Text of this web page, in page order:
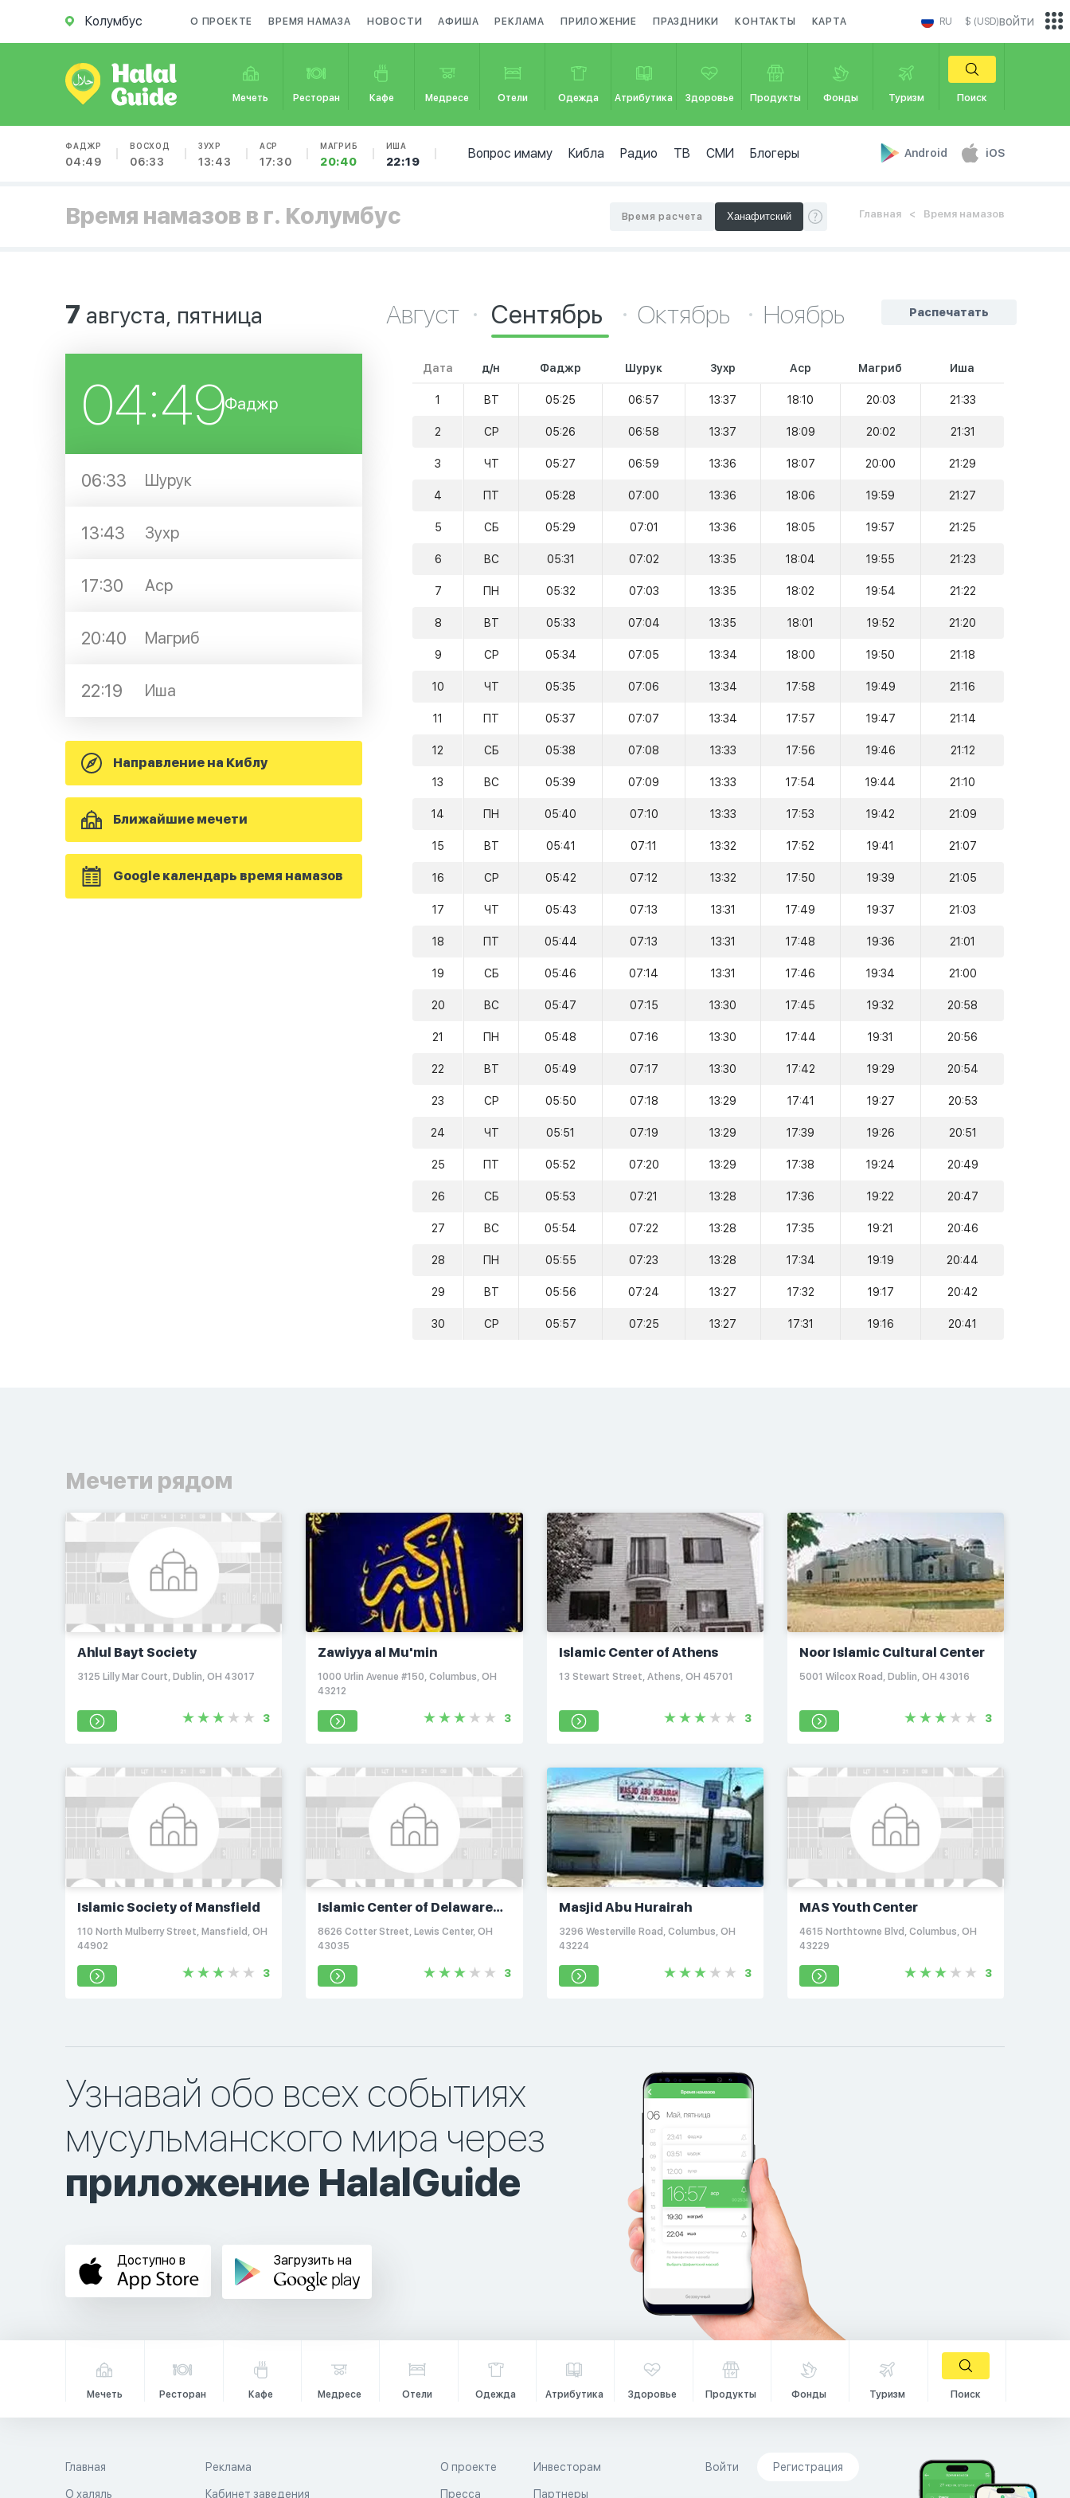
Колумбус О ПРОЕКТЕ ВРЕМЯ НАМАЗА НОВОСТИ АФИША РЕКЛАМА ПРИЛОЖЕНИЕ ПРАЗДНИКИ КОНТАКТЫ КАРТА RU $ (USD)
Мечеть Ресторан Кафе Медресе Отели Одежда Атрибутика Здоровье Продукты Фонды Туризм Поиск
ФАДЖР
04:49
ВОСХОД
06:33
ЗУХР
13:43
АСР
17:30
МАГРИБ
20:40
ИША
22:19
Вопрос имаму Кибла Радио ТВ СМИ Блогеры Android iOS
войти
Время намазов в г. Колумбус Главная Время намазов
Время расчета
7 августа, пятница
04:49Фаджр
06:33 Шурук
13:43 Зухр
17:30 Аср
20:40 Магриб
22:19 Иша
Направление на Киблу
Ближайшие мечети
Google календарь время намазов
Распечатать
Август Сентябрь Октябрь Ноябрь
Дата д/н Фаджр Шурук Зухр Аср Магриб Иша
1 ВТ 05:25 06:57 13:37 18:10 20:03 21:33
2 СР 05:26 06:58 13:37 18:09 20:02 21:31
3 ЧТ 05:27 06:59 13:36 18:07 20:00 21:29
4 ПТ 05:28 07:00 13:36 18:06 19:59 21:27
5 СБ 05:29 07:01 13:36 18:05 19:57 21:25
6 ВС 05:31 07:02 13:35 18:04 19:55 21:23
7 ПН 05:32 07:03 13:35 18:02 19:54 21:22
8 ВТ 05:33 07:04 13:35 18:01 19:52 21:20
9 СР 05:34 07:05 13:34 18:00 19:50 21:18
10 ЧТ 05:35 07:06 13:34 17:58 19:49 21:16
11 ПТ 05:37 07:07 13:34 17:57 19:47 21:14
12 СБ 05:38 07:08 13:33 17:56 19:46 21:12
13 ВС 05:39 07:09 13:33 17:54 19:44 21:10
14 ПН 05:40 07:10 13:33 17:53 19:42 21:09
15 ВТ 05:41 07:11 13:32 17:52 19:41 21:07
16 СР 05:42 07:12 13:32 17:50 19:39 21:05
17 ЧТ 05:43 07:13 13:31 17:49 19:37 21:03
18 ПТ 05:44 07:13 13:31 17:48 19:36 21:01
19 СБ 05:46 07:14 13:31 17:46 19:34 21:00
20 ВС 05:47 07:15 13:30 17:45 19:32 20:58
21 ПН 05:48 07:16 13:30 17:44 19:31 20:56
22 ВТ 05:49 07:17 13:30 17:42 19:29 20:54
23 СР 05:50 07:18 13:29 17:41 19:27 20:53
24 ЧТ 05:51 07:19 13:29 17:39 19:26 20:51
25 ПТ 05:52 07:20 13:29 17:38 19:24 20:49
26 СБ 05:53 07:21 13:28 17:36 19:22 20:47
27 ВС 05:54 07:22 13:28 17:35 19:21 20:46
28 ПН 05:55 07:23 13:28 17:34 19:19 20:44
29 ВТ 05:56 07:24 13:27 17:32 19:17 20:42
30 СР 05:57 07:25 13:27 17:31 19:16 20:41
Мечети рядом
Ahlul Bayt Society
3125 Lilly Mar Court, Dublin, OH 43017
3
Zawiyya al Mu'min
1000 Urlin Avenue #150, Columbus, OH
43212
3
Islamic Center of Athens
13 Stewart Street, Athens, OH 45701
3
Noor Islamic Cultural Center
5001 Wilcox Road, Dublin, OH 43016
3
Islamic Society of Mansfield
110 North Mulberry Street, Mansfield, OH
44902
3
Islamic Center of Delaware
County
8626 Cotter Street, Lewis Center, OH
43035
3
Masjid Abu Hurairah
3296 Westerville Road, Columbus, OH
43224
3
MAS Youth Center
4615 Northtowne Blvd, Columbus, OH
43229
3
Узнавай обо всех событиях
мусульманского мира через
приложение HalalGuide
Доступно в Загрузить на
Мечеть Ресторан Кафе Медресе Отели Одежда Атрибутика Здоровье Продукты Фонды Туризм Поиск
Главная
О халяль
Реклама
Кабинет заведения
О проекте
Пресса
Инвесторам
Партнеры
Войти Регистрация